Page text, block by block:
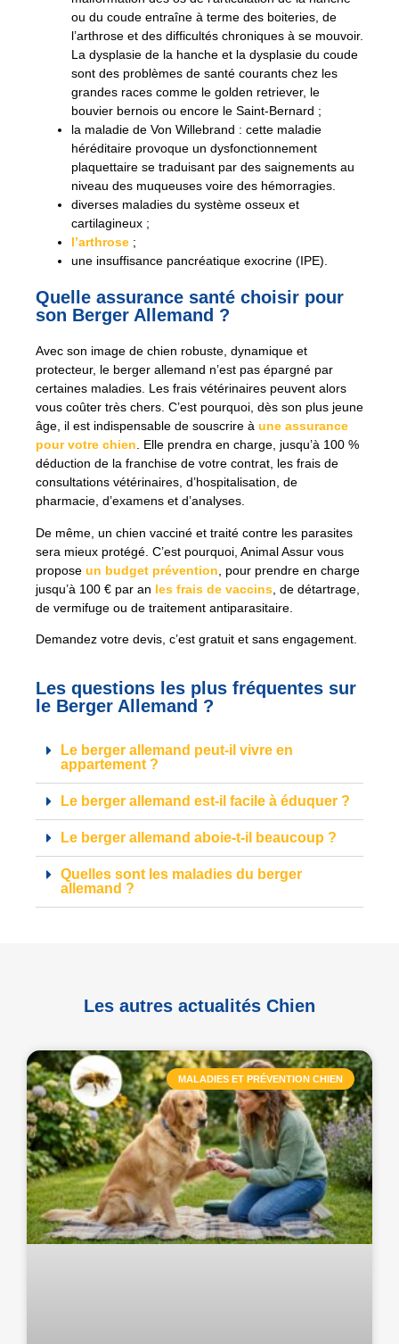
ou du coude entraîne à terme des boiteries, de
l’arthrose et des difficultés chroniques à se mouvoir.
La dysplasie de la hanche et la dysplasie du coude
sont des problèmes de santé courants chez les
grandes races comme le golden retriever, le
bouvier bernois ou encore le Saint-Bernard ;
la maladie de Von Willebrand : cette maladie
héréditaire provoque un dysfonctionnement
plaquettaire se traduisant par des saignements au
niveau des muqueuses voire des hémorragies.
diverses maladies du système osseux et
cartilagineux ;
l’arthrose ;
une insuffisance pancréatique exocrine (IPE).
Quelle assurance santé choisir pour
son Berger Allemand ?
Avec son image de chien robuste, dynamique et
protecteur, le berger allemand n’est pas épargné par
certaines maladies. Les frais vétérinaires peuvent alors
vous coûter très chers. C’est pourquoi, dès son plus jeune
âge, il est indispensable de souscrire à une assurance
pour votre chien . Elle prendra en charge, jusqu’à 100 %
déduction de la franchise de votre contrat, les frais de
consultations vétérinaires, d’hospitalisation, de
pharmacie, d’examens et d’analyses.
De même, un chien vacciné et traité contre les parasites
sera mieux protégé. C’est pourquoi, Animal Assur vous
propose un budget prévention , pour prendre en charge
jusqu’à 100 € par an les frais de vaccins , de détartrage,
de vermifuge ou de traitement antiparasitaire.
Demandez votre devis, c’est gratuit et sans engagement.
Les questions les plus fréquentes sur
le Berger Allemand ?
Le berger allemand peut-il vivre en
appartement ?
Le berger allemand est-il facile à éduquer ?
Le berger allemand aboie-t-il beaucoup ?
Quelles sont les maladies du berger
allemand ?
Les autres actualités Chien
MALADIES ET PRÉVENTION CHIEN